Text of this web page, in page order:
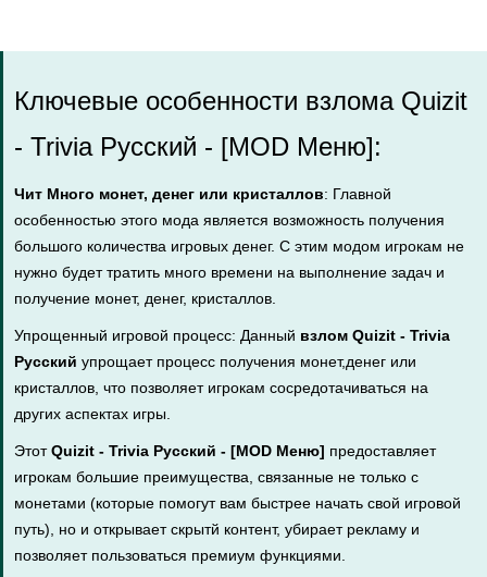
Ключевые особенности взлома Quizit
- Trivia Русский - [MOD Меню]:
Чит Много монет, денег или кристаллов: Главной
особенностью этого мода является возможность получения
большого количества игровых денег. С этим модом игрокам не
нужно будет тратить много времени на выполнение задач и
получение монет, денег, кристаллов.
Упрощенный игровой процесс: Данный взлом Quizit - Trivia
Русский упрощает процесс получения монет,денег или
кристаллов, что позволяет игрокам сосредотачиваться на
других аспектах игры.
ЭтотQuizit - Trivia Русский - [MOD Меню] предоставляет
игрокам большие преимущества, связанные не только с
монетами (которые помогут вам быстрее начать свой игровой
путь), но и открывает скрытй контент, убирает рекламу и
позволяет пользоваться премиум функциями.